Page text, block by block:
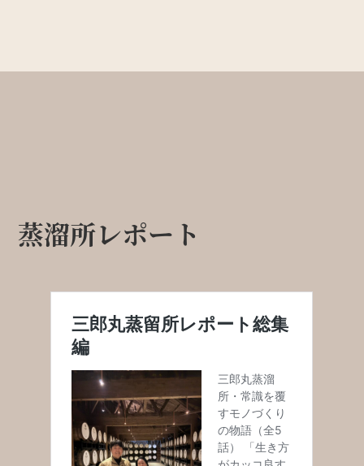
蒸溜所レポート